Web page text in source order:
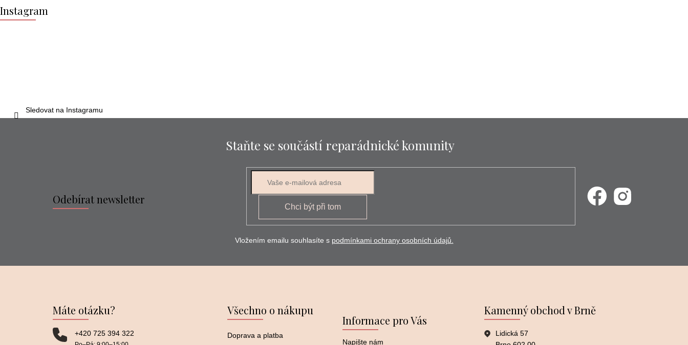
á
p
Instagram
Sledovat na Instagramu
Staňte se součástí reparádnické komunity
Odebírat newsletter
Chci být při tom
Vložením emailu souhlasíte s podmínkami ochrany osobních údajů.
Máte otázku?
+420 725 394 322
Všechno o nákupu
Doprava a platba
Informace pro Vás
Napište nám
Kamenný obchod v Brně
Lidická 57